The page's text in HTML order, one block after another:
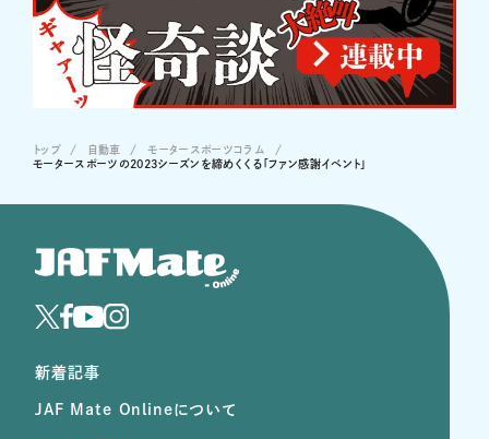
トップ 自動車
モータースポーツコラム
モータースポーツの2023シーズンを締めくくる「ファン感謝イベント」
新着記事
JAF Mate Onlineについて